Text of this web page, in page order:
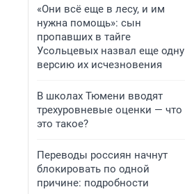
«Они всё еще в лесу, и им
нужна помощь»: сын
пропавших в тайге
Усольцевых назвал еще одну
версию их исчезновения
В школах Тюмени вводят
трехуровневые оценки — что
это такое?
Переводы россиян начнут
блокировать по одной
причине: подробности